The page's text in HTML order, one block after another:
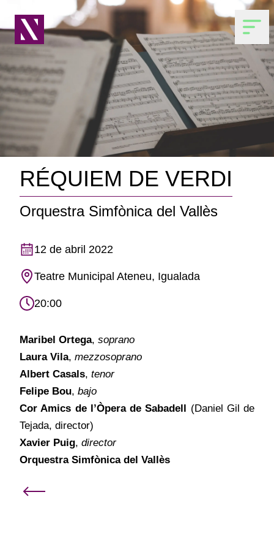
RÉQUIEM DE VERDI
Orquestra Simfònica del Vallès
12 de abril 2022
Teatre Municipal Ateneu, Igualada
20:00
Maribel Ortega, soprano
Laura Vila, mezzosoprano
Albert Casals, tenor
Felipe Bou, bajo
Cor Amics de l’Òpera de Sabadell (Daniel Gil de
Tejada, director)
Xavier Puig, director
Orquestra Simfònica del Vallès